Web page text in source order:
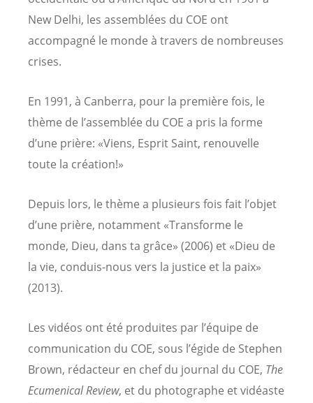
New Delhi, les assemblées du COE ont
accompagné le monde à travers de nombreuses
crises.
En 1991, à Canberra, pour la première fois, le
thème de l’assemblée du COE a pris la forme
d’une prière: «Viens, Esprit Saint, renouvelle
toute la création!»
Depuis lors, le thème a plusieurs fois fait l’objet
d’une prière, notamment «Transforme le
monde, Dieu, dans ta grâce» (2006) et «Dieu de
la vie, conduis-nous vers la justice et la paix»
(2013).
Les vidéos ont été produites par l’équipe de
communication du COE, sous l’égide de Stephen
Brown, rédacteur en chef du journal du COE, The
Ecumenical Review, et du photographe et vidéaste